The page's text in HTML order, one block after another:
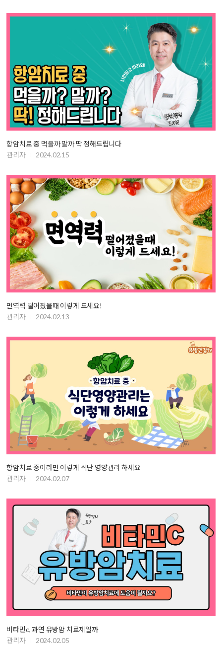
항암치료 중 먹을까 말까 딱 정해드립니다
관리자
2024.02.15
면역력 떨어졌을때 이렇게 드세요!
관리자
2024.02.13
항암치료 중이라면 이렇게 식단 영양관리 하세요
관리자
2024.02.07
비타민c, 과연 유방암 치료제일까
관리자
2024.02.05